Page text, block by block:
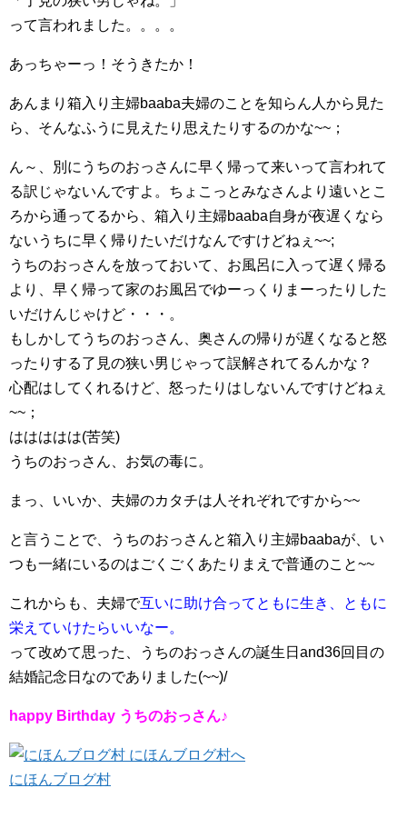
って言われました。。。。
あっちゃーっ！そうきたか！
あんまり箱入り主婦baaba夫婦のことを知らん人から見た
ら、そんなふうに見えたり思えたりするのかな~~；
ん～、別にうちのおっさんに早く帰って来いって言われて
る訳じゃないんですよ。ちょこっとみなさんより遠いとこ
ろから通ってるから、箱入り主婦baaba自身が夜遅くなら
ないうちに早く帰りたいだけなんですけどねぇ~~;
うちのおっさんを放っておいて、お風呂に入って遅く帰る
より、早く帰って家のお風呂でゆーっくりまーったりした
いだけんじゃけど・・・。
もしかしてうちのおっさん、奥さんの帰りが遅くなると怒
ったりする了見の狭い男じゃって誤解されてるんかな？
心配はしてくれるけど、怒ったりはしないんですけどねぇ
~~；
ははははは(苦笑)
うちのおっさん、お気の毒に。
まっ、いいか、夫婦のカタチは人それぞれですから~~
と言うことで、うちのおっさんと箱入り主婦baabaが、い
つも一緒にいるのはごくごくあたりまえで普通のこと~~
これからも、夫婦で互いに助け合ってともに生き、ともに
栄えていけたらいいなー。
って改めて思った、うちのおっさんの誕生日and36回目の
結婚記念日なのでありました(~~)/
happy Birthday うちのおっさん♪
にほんブログ村